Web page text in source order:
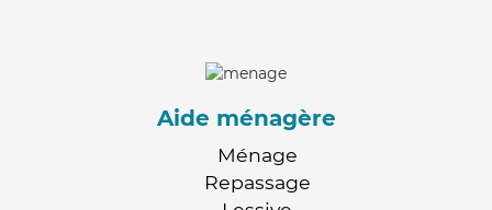
Aide ménagère
Ménage
Repassage